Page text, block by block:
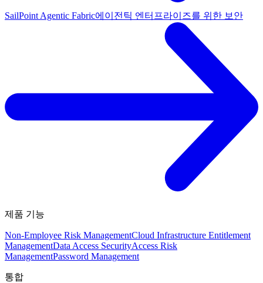
SailPoint Agentic Fabric에이전틱 엔터프라이즈를 위한 보안
제품 기능
Non-Employee Risk ManagementCloud Infrastructure Entitlement
ManagementData Access SecurityAccess Risk
ManagementPassword Management
통합